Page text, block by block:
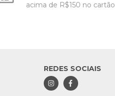
acima de R$150 no cartão
REDES SOCIAIS